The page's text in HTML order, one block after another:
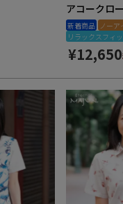
アコークロー
新着商品 ノーア
リラックスフィ
¥12,650